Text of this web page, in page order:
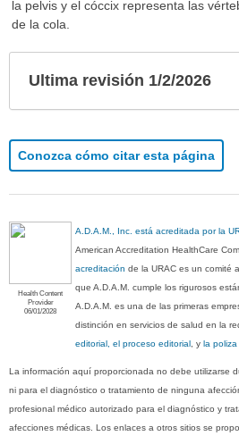
la pelvis y el cóccix representa las
de la cola.
Ultima revisión 1/2/2026
Conozca cómo citar esta página
Health Content
Provider
06/01/2028
A.D.A.M., Inc. está acreditada por la
American Accreditation HealthCare
acreditación de la URAC es un comité
que A.D.A.M. cumple los rigurosos
A.D.A.M. es una de las primeras
distinción en servicios de salud en la
editorial, el proceso editorial , yla
La información aquí proporcionada no debe utilizarse
ni para el diagnóstico o tratamiento de ninguna
profesional médico autorizado para el diagnóstico y
afecciones médicas. Los enlaces a otros sitios se